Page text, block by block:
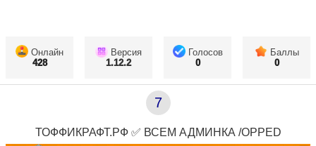
Онлайн
428
Версия
1.12.2
Голосов
0
Баллы
0
7
ТОФФИКРАФТ.РФ ✅ ВСЕМ АДМИНКА /OPPED